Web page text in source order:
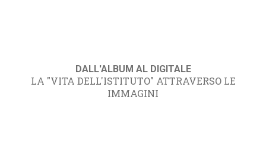
DALL'ALBUM AL DIGITALE
LA "VITA DELL'ISTITUTO" ATTRAVERSO LE
IMMAGINI